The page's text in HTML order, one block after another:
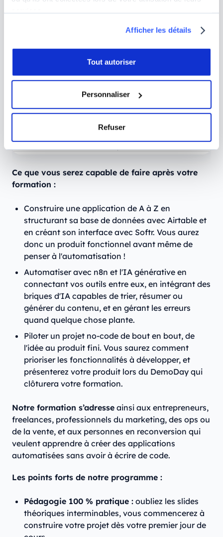
Afficher les détails
Tout autoriser
Personnaliser
Refuser
Utiliser n8n, Airtable,
pour créer vos propres
automatisées
professionnels en
activité, 10 élèves
maximum par groupe
Ce que vous serez capable de faire après votre
formation :
Construire une application de A à Z en
structurant sa base de données avec Airtable et
en créant son interface avec Softr. Vous aurez
donc un produit fonctionnel avant même de
penser à l'automatisation !
Automatiser avec n8n et l'IA générative en
connectant vos outils entre eux, en intégrant des
briques d'IA capables de trier, résumer ou
générer du contenu, et en gérant les erreurs
quand quelque chose plante.
Piloter un projet no-code de bout en bout, de
l'idée au produit fini. Vous saurez comment
prioriser les fonctionnalités à développer, et
présenterez votre produit lors du DemoDay qui
clôturera votre formation.
Notre formation s’adresse ainsi aux entrepreneurs,
freelances, professionnels du marketing, des ops ou
de la vente, et aux personnes en reconversion qui
veulent apprendre à créer des applications
automatisées sans avoir à écrire de code.
Les points forts de notre programme :
Pédagogie 100 % pratique : oubliez les slides
théoriques interminables, vous commencerez à
construire votre projet dès votre premier jour de